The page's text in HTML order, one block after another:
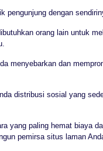
pengunjung dengan
orang lain untuk
menyebarkan dan
distribusi sosial yang
yang paling hemat biaya
pemirsa situs laman